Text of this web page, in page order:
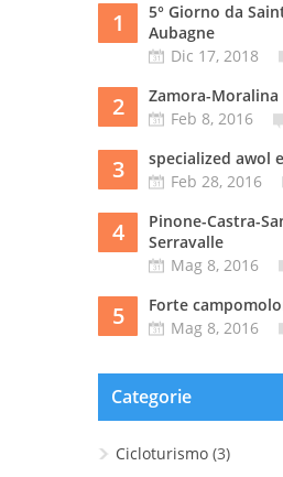
1
5° Giorno da
Aubagne
Dic 17, 2018
2
Zamora-Moralina
Feb 8, 2016
3
specialized awol
Feb 28, 2016
4
Pinone-Castra-
Serravalle
Mag 8, 2016
5
Forte
Mag 8, 2016
Categorie
Cicloturismo (3)